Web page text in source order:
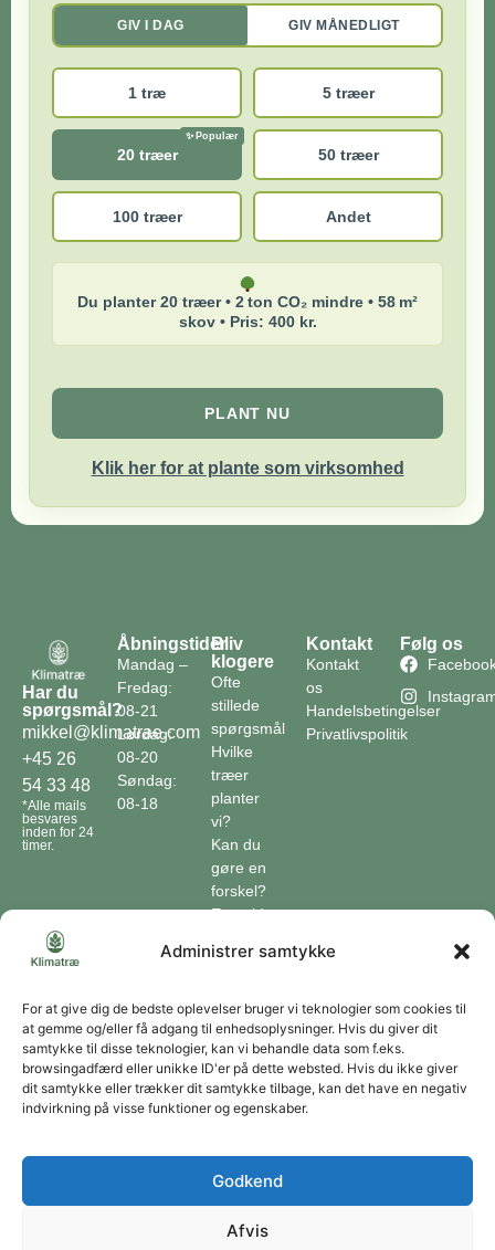
Administrer samtykke
For at give dig de bedste oplevelser bruger vi teknologier som cookies til
at gemme og/eller få adgang til enhedsoplysninger. Hvis du giver dit
samtykke til disse teknologier, kan vi behandle data som f.eks.
browsingadfærd eller unikke ID'er på dette websted. Hvis du ikke giver
dit samtykke eller trækker dit samtykke tilbage, kan det have en negativ
indvirkning på visse funktioner og egenskaber.
Godkend
Afvis
GIV I DAG GIV MÅNEDLIGT
1 træ 5 træer
20 træer 50 træer
100 træer Andet
Du planter 20 træer • 2 ton CO₂ mindre • 58 m²
skov • Pris: 400 kr.
PLANT NU
Klik her for at plante som virksomhed
Har du
spørgsmål?
mikkel@klimatrae.com
+45 26
54 33 48
*Alle mails
besvares
inden for 24
timer.
Åbningstider
Mandag –
Fredag:
08-21
Lørdag:
08-20
Søndag:
08-18
Bliv
klogere
Ofte
stillede
spørgsmål
Hvilke
træer
planter
vi?
Kan du
gøre en
forskel?
En guide
Klimaordbogen
optager
træer
co2?
Kontakt
Kontakt
os
Handelsbetingelser
Privatlivspolitik
Følg os
Forbliv forbundet